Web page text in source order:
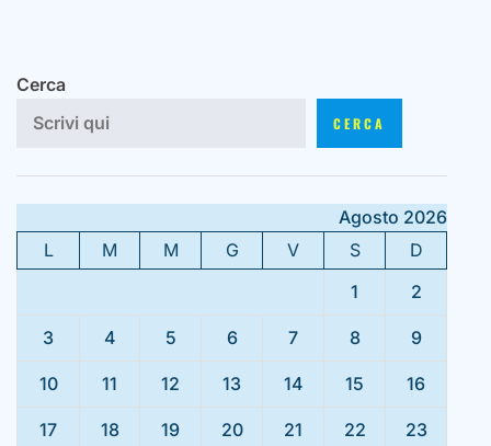
Cerca
CERCA
Agosto 2026
L
M M G V S
D
1
2
3 4 5 6 7 8 9
10 11 12 13 14 15 16
17 18 19 20 21 22 23